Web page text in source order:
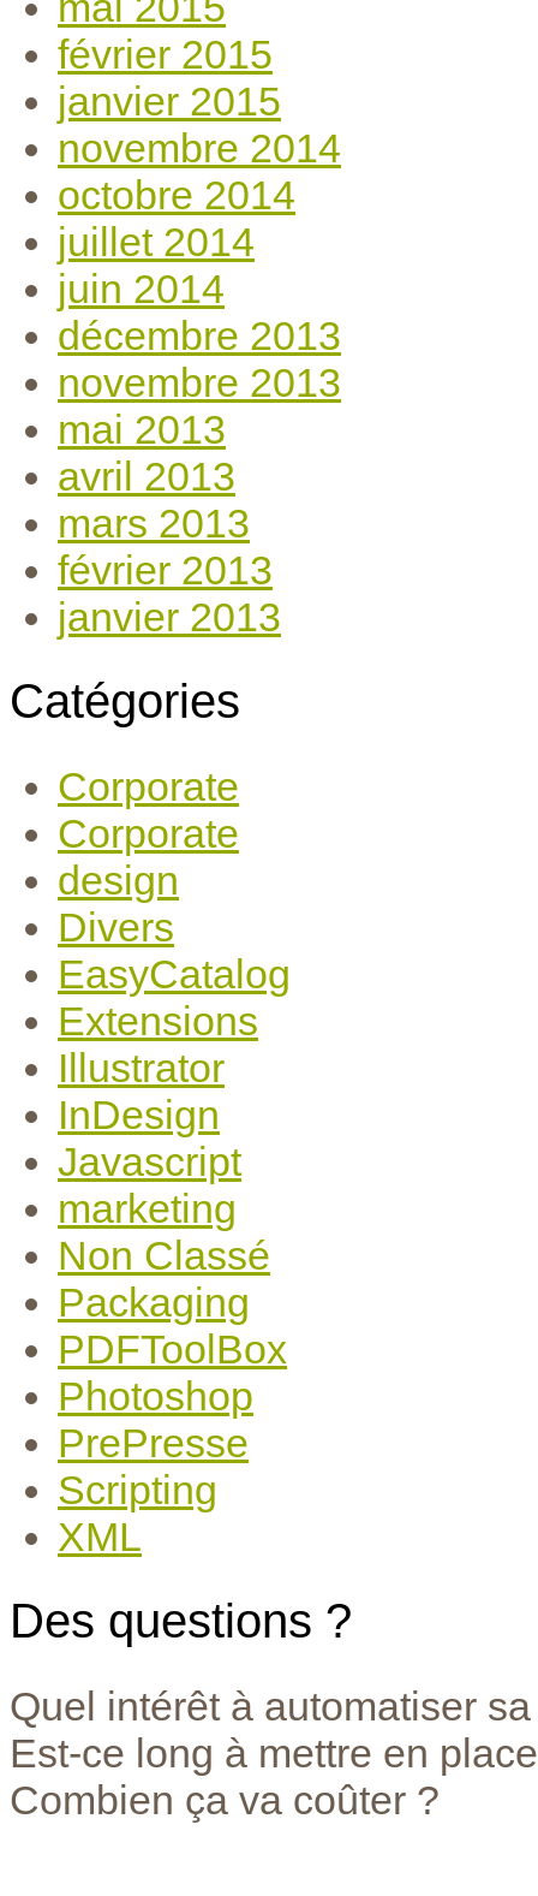
février 2015
janvier 2015
novembre 2014
octobre 2014
juillet 2014
juin 2014
décembre 2013
novembre 2013
mai 2013
avril 2013
mars 2013
février 2013
janvier 2013
Catégories
Corporate
Corporate
design
Divers
EasyCatalog
Extensions
Illustrator
InDesign
Javascript
marketing
Non Classé
Packaging
PDFToolBox
Photoshop
PrePresse
Scripting
XML
Des questions ?
Quel intérêt à automatiser
Est-ce long à mettre en
Combien ça va coûter ?